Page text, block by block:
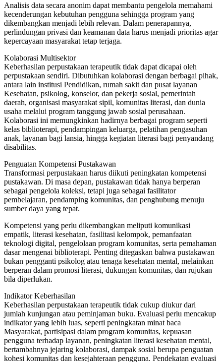
Analisis data secara anonim dapat membantu pengelola memahami
kecenderungan kebutuhan pengguna sehingga program yang
dikembangkan menjadi lebih relevan. Dalam penerapannya,
perlindungan privasi dan keamanan data harus menjadi prioritas agar
kepercayaan masyarakat tetap terjaga.
Kolaborasi Multisektor
Keberhasilan perpustakaan terapeutik tidak dapat dicapai oleh
perpustakaan sendiri. Dibutuhkan kolaborasi dengan berbagai pihak,
antara lain institusi Pendidikan, rumah sakit dan pusat layanan
Kesehatan, psikolog, konselor, dan pekerja sosial, pemerintah
daerah, organisasi masyarakat sipil, komunitas literasi, dan dunia
usaha melalui program tanggung jawab sosial perusahaan.
Kolaborasi ini memungkinkan hadirnya berbagai program seperti
kelas biblioterapi, pendampingan keluarga, pelatihan pengasuhan
anak, layanan bagi lansia, hingga kegiatan literasi bagi penyandang
disabilitas.
Penguatan Kompetensi Pustakawan
Transformasi perpustakaan harus diikuti peningkatan kompetensi
pustakawan. Di masa depan, pustakawan tidak hanya berperan
sebagai pengelola koleksi, tetapi juga sebagai fasilitator
pembelajaran, pendamping komunitas, dan penghubung menuju
sumber daya yang tepat.
Kompetensi yang perlu dikembangkan meliputi komunikasi
empatik, literasi kesehatan, fasilitasi kelompok, pemanfaatan
teknologi digital, pengelolaan program komunitas, serta pemahaman
dasar mengenai biblioterapi. Penting ditegaskan bahwa pustakawan
bukan pengganti psikolog atau tenaga kesehatan mental, melainkan
berperan dalam promosi literasi, dukungan komunitas, dan rujukan
bila diperlukan.
Indikator Keberhasilan
Keberhasilan perpustakaan terapeutik tidak cukup diukur dari
jumlah kunjungan atau peminjaman buku. Evaluasi perlu mencakup
indikator yang lebih luas, seperti peningkatan minat baca
Masyarakat, partisipasi dalam program komunitas, kepuasan
pengguna terhadap layanan, peningkatan literasi kesehatan mental,
bertambahnya jejaring kolaborasi, dampak sosial berupa penguatan
kohesi komunitas dan kesejahteraan pengguna. Pendekatan evaluasi